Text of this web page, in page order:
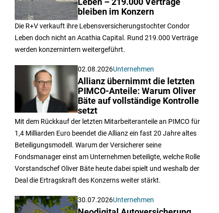
bleiben im Konzern
Die R+V verkauft ihre Lebensversicherungstochter Condor
Leben doch nicht an Acathia Capital. Rund 219.000 Verträge
werden konzernintern weitergeführt.
02.08.2026Unternehmen
Allianz übernimmt die letzten
PIMCO-Anteile: Warum Oliver
Bäte auf vollständige Kontrolle
setzt
Mit dem Rückkauf der letzten Mitarbeiteranteile an PIMCO für
1,4 Milliarden Euro beendet die Allianz ein fast 20 Jahre altes
Beteiligungsmodell. Warum der Versicherer seine
Fondsmanager einst am Unternehmen beteiligte, welche Rolle
Vorstandschef Oliver Bäte heute dabei spielt und weshalb der
Deal die Ertragskraft des Konzerns weiter stärkt.
30.07.2026Unternehmen